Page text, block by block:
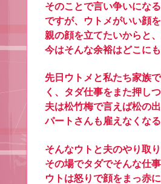
そのことで言い争いにな
ですが、ウトメがいい顔
親の顔を立てたいからと
今はそんな余裕はどこに
先日ウトメと私たち家族
く、タダ仕事をまた押し
夫は松竹梅で言えば松の
パートさんも雇えなくな
そんなウトと夫のやり取
その場でタダでそんな仕
ウトは怒りで顔をまっ赤